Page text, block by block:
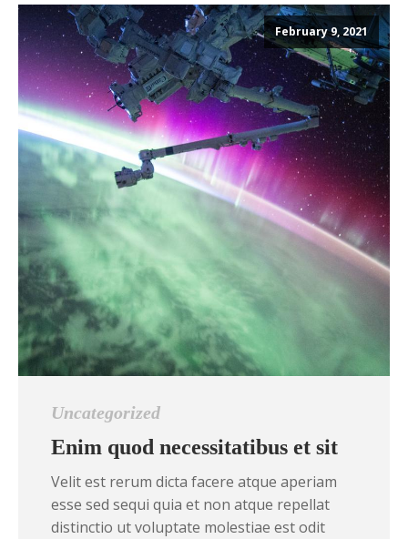
February 9, 2021
Uncategorized
Enim quod necessitatibus et sit
Velit est rerum dicta facere atque aperiam
esse sed sequi quia et non atque repellat
distinctio ut voluptate molestiae est odit